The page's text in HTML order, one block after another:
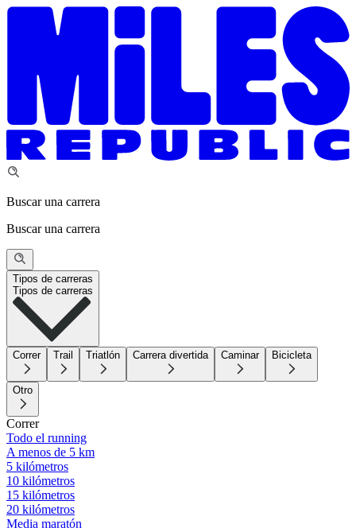
Buscar una carrera
Buscar una carrera
Tipos de carreras
Tipos de carreras
Correr Trail Triatlón Carrera divertida Caminar Bicicleta
Otro
Correr
Todo el running
A menos de 5 km
5 kilómetros
10 kilómetros
15 kilómetros
20 kilómetros
Media maratón